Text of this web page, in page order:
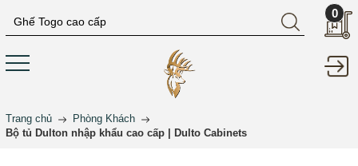
0
Trang chủ
Phòng Khách
Bộ tủ Dulton nhập khẩu cao cấp | Dulto Cabinets